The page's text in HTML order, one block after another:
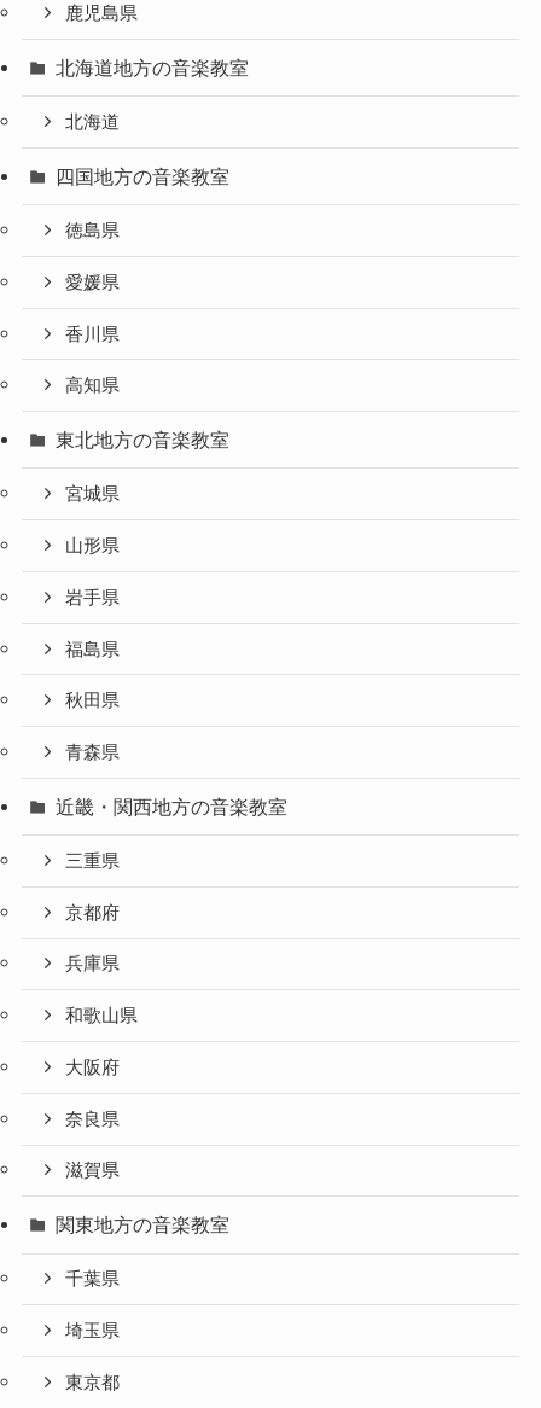
鹿児島県
北海道地方の音楽教室
北海道
四国地方の音楽教室
徳島県
愛媛県
香川県
高知県
東北地方の音楽教室
宮城県
山形県
岩手県
福島県
秋田県
青森県
近畿・関西地方の音楽教室
三重県
京都府
兵庫県
和歌山県
大阪府
奈良県
滋賀県
関東地方の音楽教室
千葉県
埼玉県
東京都